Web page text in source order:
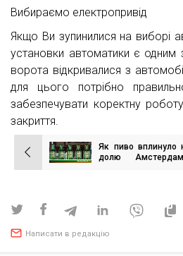
Вибираємо електропривід
Якщо Ви зупинилися на виборі
установки автоматики є одним
ворота відкривалися з
для цього потрібно
забезпечувати коректну
закриття.
Навігація
записів
Як пиво вплинуло
долю
Написати в редакцію